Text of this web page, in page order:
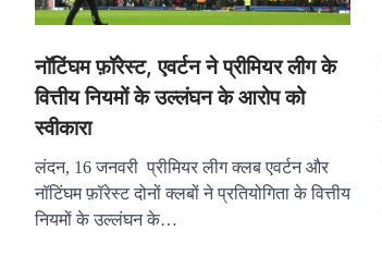
नॉटिंघम फ़ॉरेस्ट, एवर्टन ने प्रीमियर लीग के
वित्तीय नियमों के उल्लंघन के आरोप को
स्वीकारा
लंदन, 16 जनवरी प्रीमियर लीग क्लब एवर्टन और
नॉटिंघम फ़ॉरेस्ट दोनों क्लबों ने प्रतियोगिता के वित्तीय
नियमों के उल्लंघन के…